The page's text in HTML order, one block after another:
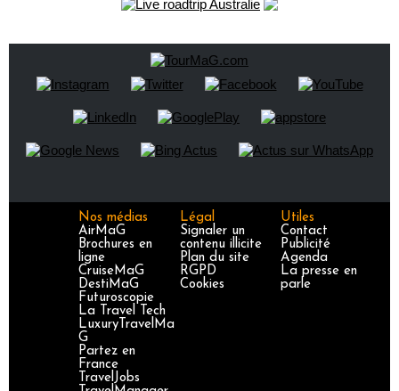
Nos médias
AirMaG
Brochures en
ligne
CruiseMaG
DestiMaG
Futuroscopie
La Travel Tech
LuxuryTravelMa
G
Partez en
France
TravelJobs
Légal
Signaler un
contenu illicite
Plan du site
RGPD
Cookies
Utiles
Contact
Publicité
Agenda
La presse en
parle